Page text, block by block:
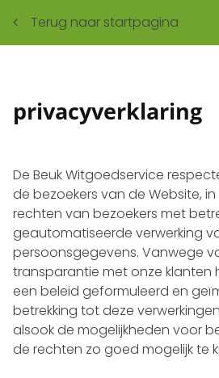
Terug naar startpagina
privacyverklaring
De Beuk Witgoedservice
de bezoekers van de Website,
rechten van bezoekers met
geautomatiseerde verwerking
persoonsgegevens. Vanwege
transparantie met onze klanten
een beleid geformuleerd en
betrekking tot deze
alsook de mogelijkheden voor
de rechten zo goed mogelijk te